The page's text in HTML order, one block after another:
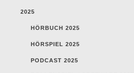
2025
HÖRBUCH 2025
HÖRSPIEL 2025
PODCAST 2025